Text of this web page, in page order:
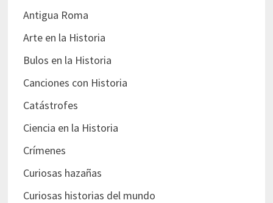
Antigua Roma
Arte en la Historia
Bulos en la Historia
Canciones con Historia
Catástrofes
Ciencia en la Historia
Crímenes
Curiosas hazañas
Curiosas historias del mundo